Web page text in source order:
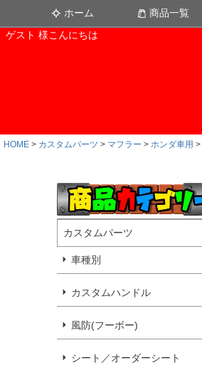
ホーム 商品一覧
ゲスト 様こんにちは
HOME カスタムパーツ マフラー ホンダ車用
カスタムパーツ
車種別
カスタムハンドル
風防(フーボー)
シート／オーダーシート